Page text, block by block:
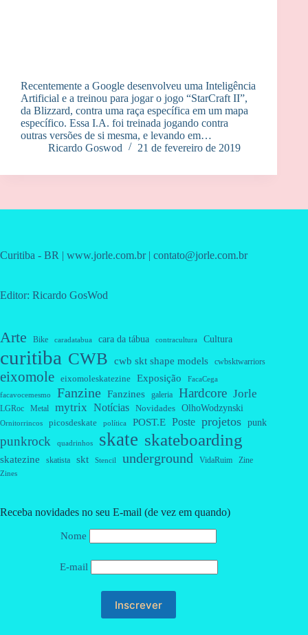
Recentemente a Google desenvolveu uma Inteligência
Artificial e a treinou para jogar o jogo “StarCraft II”,
da Blizzard, contra uma raça específica em um mapa
específico. Essa I.A. foi treinada jogando contra
outras versões de si mesma, e levando em…
Ricardo Goswod
21 de fevereiro de 2019
Curitiba - BR | www.jorle.com.br | contato@jorle.com.br
Editor: Ricardo GosWod
Arte Bike caradatabua cara da tábua contracultura Cultura
curitiba CWB cwb skt shape models cwbsktwarriors
eixomole eixomoleskatezine Exposição FacaCega
facavocemesmo Fanzine Fanzines galeria Hardcore Jorle
LGRoc Metal mytrix Notícias Novidades OlhoWodzynski
Ornitorrincos picosdeskate política POST.E Poste projetos punk
punkrock quadrinhos skate skateboarding
skatezine skatista skt Stencil underground VidaRuim Zine
Zines
Receba novidades no seu E-mail (de vez em quando)
Nome
E-mail